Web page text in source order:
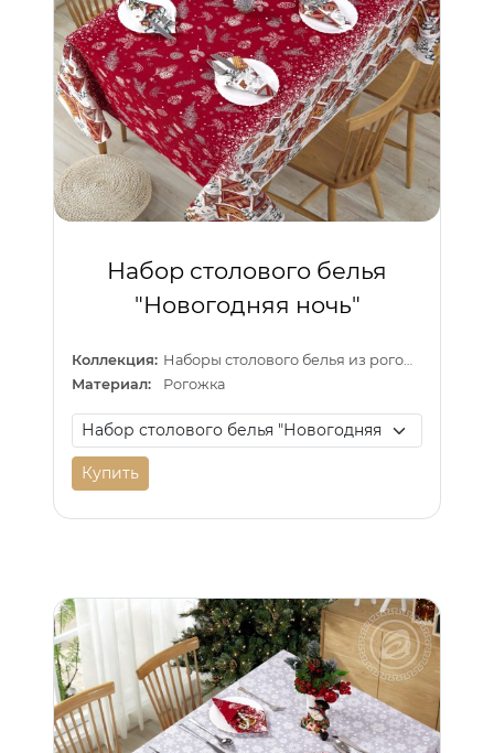
Набор столового белья
"Новогодняя ночь"
Коллекция:
Наборы столового белья из рогожки
Материал:
Рогожка
Купить